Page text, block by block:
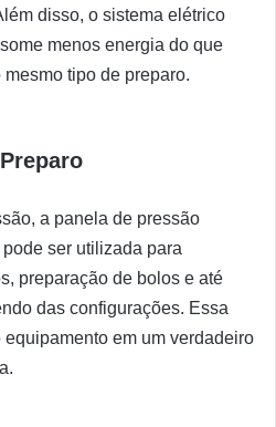
disso, o sistema elétrico
menos energia do que
tipo de preparo.
a panela de pressão
ser utilizada para
preparação de bolos e até
das configurações. Essa
em um verdadeiro